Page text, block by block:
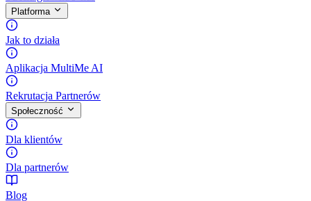
Platforma
Jak to działa
Aplikacja MultiMe AI
Rekrutacja Partnerów
Społeczność
Dla klientów
Dla partnerów
Blog